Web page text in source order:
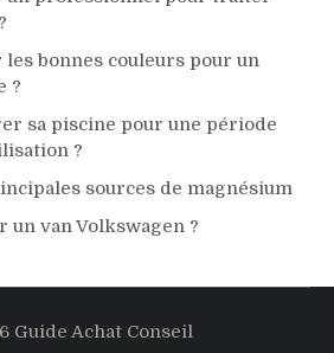
bonnes couleurs pour un
?
sa piscine pour une période
?
sources de magnésium
un van Volkswagen ?
Guide Achat Conseil